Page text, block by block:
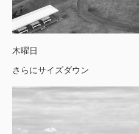
木曜日
さらにサイズダウン